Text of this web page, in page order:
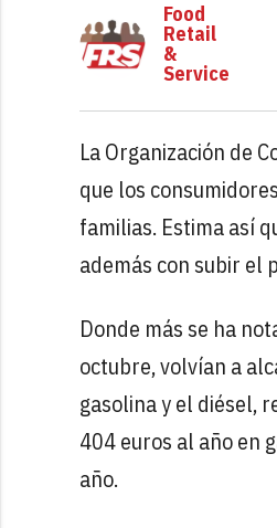
Food
Retail
&
Service
La Organización de
que los
familias. Estima así
además con subir el
Donde más se ha
octubre, volvían a
gasolina y el diésel,
404 euros al año en
año.